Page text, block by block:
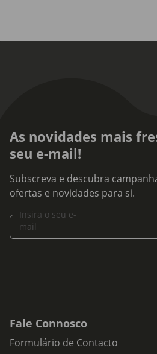
As novidades mais
seu e-mail!
Subscreva e descubra
ofertas e novidades para si.
Insira o seu e-
mail
Fale Connosco
Formulário de Contacto